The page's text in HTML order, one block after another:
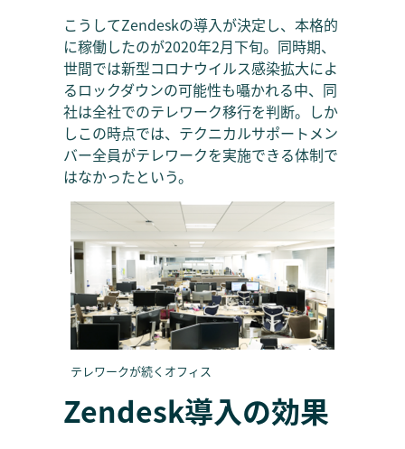
こうしてZendeskの導入が決定し、本格的
に稼働したのが2020年2月下旬。同時期、
世間では新型コロナウイルス感染拡大によ
るロックダウンの可能性も囁かれる中、同
社は全社でのテレワーク移行を判断。しか
しこの時点では、テクニカルサポートメン
バー全員がテレワークを実施できる体制で
はなかったという。
テレワークが続くオフィス
Zendesk導入の効果